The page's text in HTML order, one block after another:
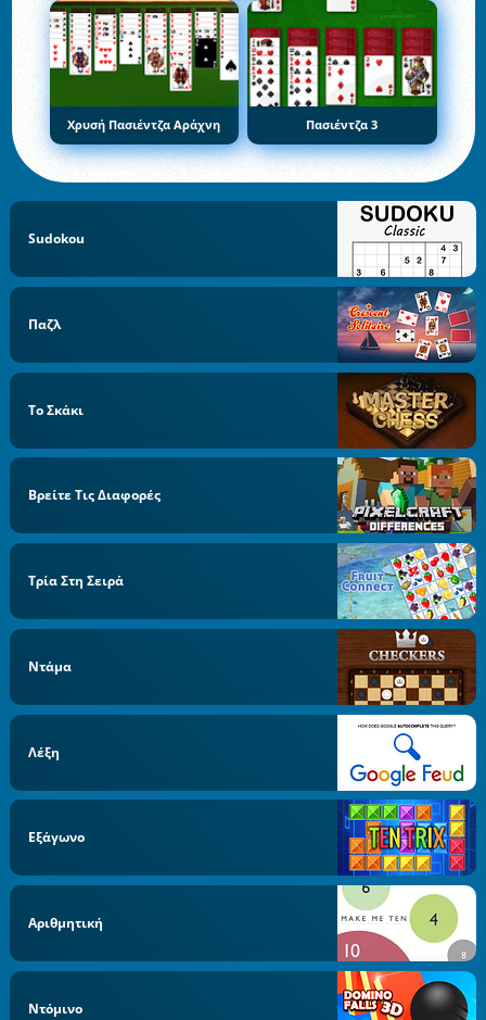
Χρυσή Πασιέντζα Αράχνη Πασιέντζα 3
Sudokou
Παζλ
Το Σκάκι
Βρείτε Τις Διαφορές
Τρία Στη Σειρά
Ντάμα
Λέξη
Εξάγωνο
Αριθμητική
Ντόμινο